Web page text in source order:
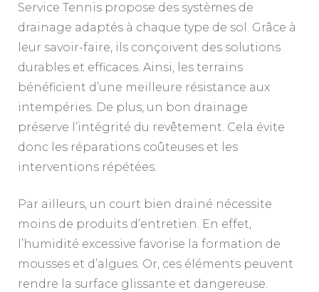
Service Tennis propose des systèmes de
drainage adaptés à chaque type de sol. Grâce à
leur savoir-faire, ils conçoivent des solutions
durables et efficaces. Ainsi, les terrains
bénéficient d’une meilleure résistance aux
intempéries. De plus, un bon drainage
préserve l’intégrité du revêtement. Cela évite
donc les réparations coûteuses et les
interventions répétées.
Par ailleurs, un court bien drainé nécessite
moins de produits d’entretien. En effet,
l’humidité excessive favorise la formation de
mousses et d’algues. Or, ces éléments peuvent
rendre la surface glissante et dangereuse.